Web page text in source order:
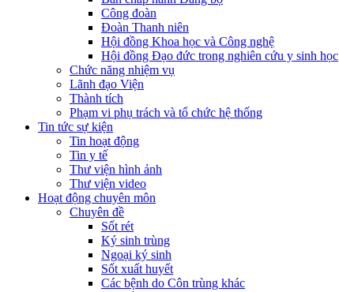
Công đoàn
Đoàn Thanh niên
Hội đồng Khoa học và Công nghệ
Hội đồng Đạo đức trong nghiên cứu y sinh học
Chức năng nhiệm vụ
Lãnh đạo Viện
Thành tích
Phạm vi phụ trách và tổ chức hệ thống
Tin tức sự kiện
Tin hoạt động
Tin y tế
Thư viện hình ảnh
Thư viện video
Hoạt động chuyên môn
Chuyên đề
Sốt rét
Ký sinh trùng
Ngoại ký sinh
Sốt xuất huyết
Các bệnh do Côn trùng khác